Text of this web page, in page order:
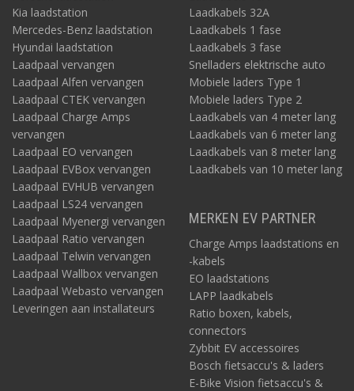
Kia laadstation
Mercedes-Benz laadstation
Hyundai laadstation
Laadpaal vervangen
Laadpaal Alfen vervangen
Laadpaal CTEK vervangen
Laadpaal Charge Amps
vervangen
Laadpaal EO vervangen
Laadpaal EVBox vervangen
Laadpaal EVHUB vervangen
Laadpaal LS24 vervangen
Laadpaal Myenergi vervangen
Laadpaal Ratio vervangen
Laadpaal Telwin vervangen
Laadpaal Wallbox vervangen
Laadpaal Webasto vervangen
Leveringen aan installateurs
Laadkabels 32A
Laadkabels 1 fase
Laadkabels 3 fase
Snelladers elektrische auto
Mobiele laders Type 1
Mobiele laders Type 2
Laadkabels van 4 meter lang
Laadkabels van 6 meter lang
Laadkabels van 8 meter lang
Laadkabels van 10 meter lang
MERKEN EV PARTNER
Charge Amps laadstations en
-kabels
EO laadstations
LAPP laadkabels
Ratio boxen, kabels,
connectors
Zybbit EV accessoires
Bosch fietsaccu's & laders
E-Bike Vision fietsaccu's &